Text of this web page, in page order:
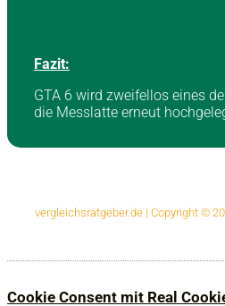
Fazit:
GTA 6 wird zweifellos eines
die Messlatte erneut
vergleichsratgeber.de | Copyright ©
Cookie Consent mit Real